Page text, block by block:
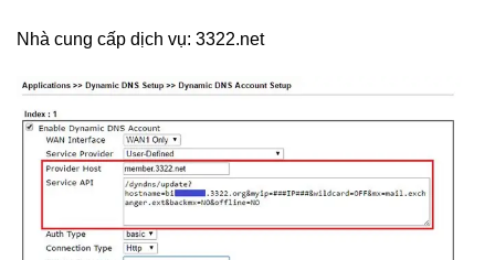
Nhà cung cấp dịch vụ: 3322.net